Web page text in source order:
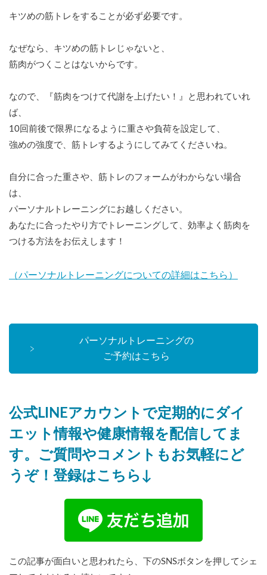
キツめの筋トレをすることが必ず必要です。
なぜなら、キツめの筋トレじゃないと、
筋肉がつくことはないからです。
なので、『筋肉をつけて代謝を上げたい！』と思われていれ
ば、
10回前後で限界になるように重さや負荷を設定して、
強めの強度で、筋トレするようにしてみてくださいね。
自分に合った重さや、筋トレのフォームがわからない場合
は、
パーソナルトレーニングにお越しください。
あなたに合ったやり方でトレーニングして、効率よく筋肉を
つける方法をお伝えします！
（パーソナルトレーニングについての詳細はこちら）
パーソナルトレーニングの
ご予約はこちら
公式LINEアカウントで定期的にダイ
エット情報や健康情報を配信してま
す。ご質問やコメントもお気軽にど
うぞ！登録はこちら↓
この記事が面白いと思われたら、下のSNSボタンを押してシェ